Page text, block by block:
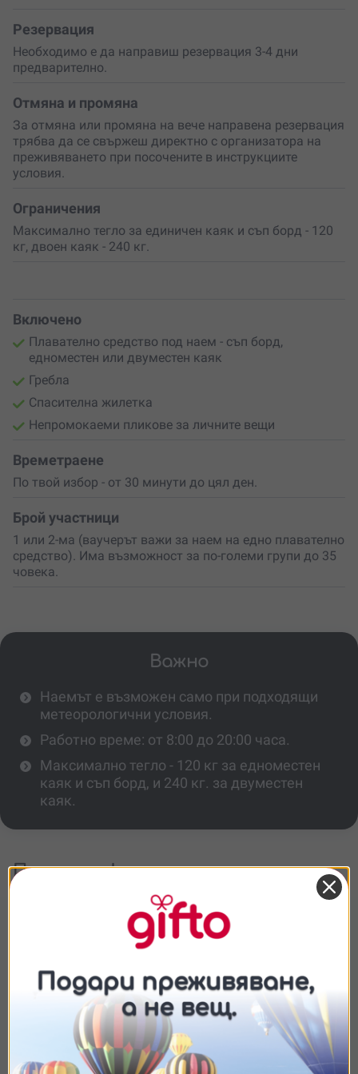
носове, да се доближиш до малки заливчета и да се
полюбуваш на природата от различна гледна точка.
Слънцето ще гали кожата ти, вълните ще разказват
нужда от опит – достатъчно е желание за нови
Не чакай специален повод– създай го! Подари си
това преживяване или изненадай любим човек с
ваучер за едно незабравимо лятно приключение.
кът!
Резервация
Необходимо е да направиш резервация 3-4 дни
предварително.
Отмяна и промяна
За отмяна или промяна на вече направена резервация
трябва да се свържеш директно с организатора на
преживяването при посочените в инструкциите
условия.
Ограничения
Максимално тегло за единичен каяк и съп борд - 120
кг, двоен каяк - 240 кг.
Включено
Плавателно средство под наем - съп борд,
едноместен или двуместен каяк
Гребла
Спасителна жилетка
Непромокаеми пликове за личните вещи
Времетраене
По твой избор - от 30 минути до цял ден.
Брой участници
1 или 2-ма (ваучерът важи за наем на едно плавателно
средство). Има възможност за по-големи групи до 35
човека.
Важно
Наемът е възможен само при подходящи
метеорологични условия.
Работно време: от 8:00 до 20:00 часа.
Максимално тегло - 120 кг за едноместен
каяк и съп борд, и 240 кг. за двуместен
каяк.
Повече информация
Мога ли да дойда със семейство или
любимци?
Какво включва наемът?
Трябва ли да имам опит, за да наема
каяк или съп-борд?
Съгласие Подробности Относно
Ние използваме бисквитки. Използваме